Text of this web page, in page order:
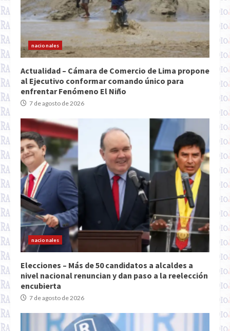
nacionales
Actualidad – Cámara de Comercio de Lima propone
al Ejecutivo conformar comando único para
enfrentar Fenómeno El Niño
7 de agosto de 2026
nacionales
Elecciones – Más de 50 candidatos a alcaldes a
nivel nacional renuncian y dan paso a la reelección
encubierta
7 de agosto de 2026